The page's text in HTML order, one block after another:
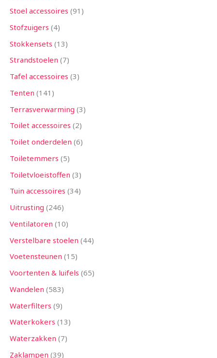
Stoel accessoires 91
Stofzuigers 4
Stokkensets 13
Strandstoelen 7
Tafel accessoires 3
Tenten 141
Terrasverwarming 3
Toilet accessoires 2
Toilet onderdelen 6
Toiletemmers 5
Toiletvloeistoffen 3
Tuin accessoires 34
Uitrusting 246
Ventilatoren 10
Verstelbare stoelen 44
Voetensteunen 15
Voortenten & luifels 65
Wandelen 583
Waterfilters 9
Waterkokers 13
Waterzakken 7
Zaklampen 39